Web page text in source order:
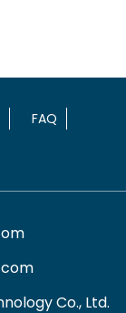
FAQ
Co., Ltd.